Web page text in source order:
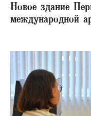
Новое здание
международной